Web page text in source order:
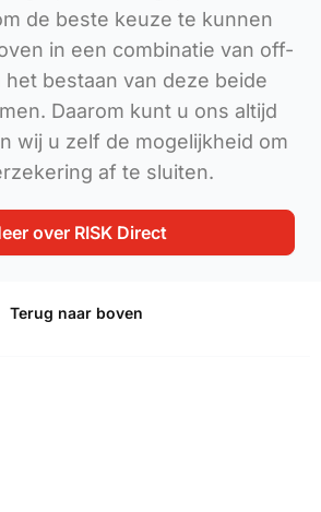
de beste keuze te kunnen
in een combinatie van off-
het bestaan van deze beide
Daarom kunt u ons altijd
wij u zelf de mogelijkheid om
af te sluiten.
over RISK Direct
Terug naar boven